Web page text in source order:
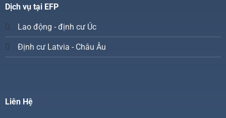
Dịch vụ tại EFP
Lao động - định cư Úc
Định cư Latvia - Châu Âu
Liên Hệ